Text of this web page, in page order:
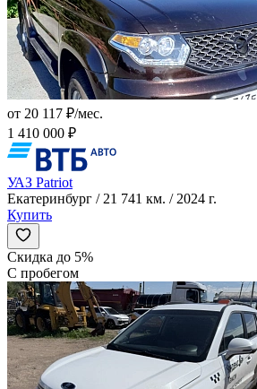
от 20 117 ₽/мес.
1 410 000 ₽
УАЗ Patriot
Екатеринбург / 21 741 км. / 2024 г.
Купить
Скидка до 5%
С пробегом